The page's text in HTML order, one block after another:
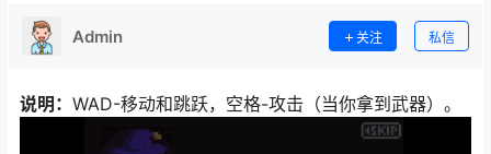
Admin 关注 私信
说明： WAD-移动和跳跃，空格-攻击（当你拿到武器）。